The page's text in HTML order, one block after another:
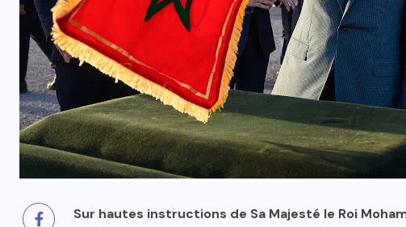
Sur hautes instructions de Sa Majesté le Roi